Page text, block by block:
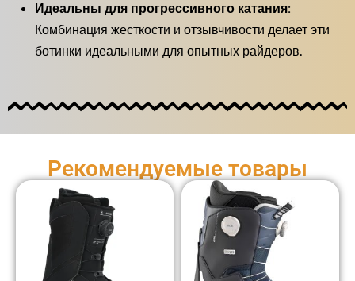
Идеальны для прогрессивного катания:
Комбинация жесткости и отзывчивости делает эти
ботинки идеальными для опытных райдеров.
Рекомендуемые товары